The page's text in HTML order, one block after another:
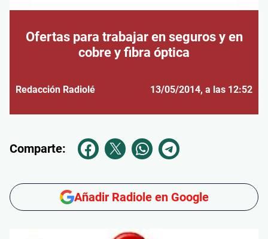
Ofertas para trabajar en seguros y en
cobre y fibra óptica
Redacción Radiolé 13/05/2014, a las 12:52
Comparte:
Añadir Radiole en Google